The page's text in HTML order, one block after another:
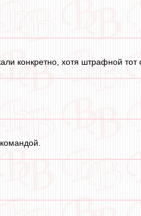
конкретно, хотя штрафной